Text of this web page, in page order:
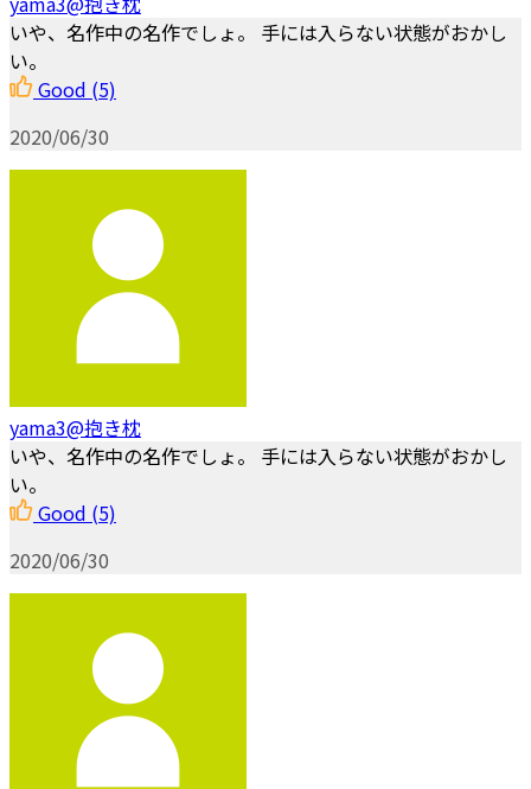
いや、名作中の名作でしょ。 手には入らない状態がおかし
い。
Good (5)
2020/06/30
yama3@抱き枕
いや、名作中の名作でしょ。 手には入らない状態がおかし
い。
Good (5)
2020/06/30